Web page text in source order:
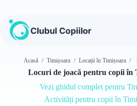
conținut
Acasă / Timișoara / Locații în Timișoara /
Locuri de joacă pentru copii în
Vezi ghidul complet pentru
Activități pentru copii în